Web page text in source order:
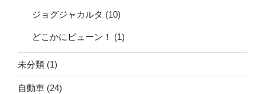
ジョグジャカルタ (10)
どこかにビューン！ (1)
未分類 (1)
自動車 (24)